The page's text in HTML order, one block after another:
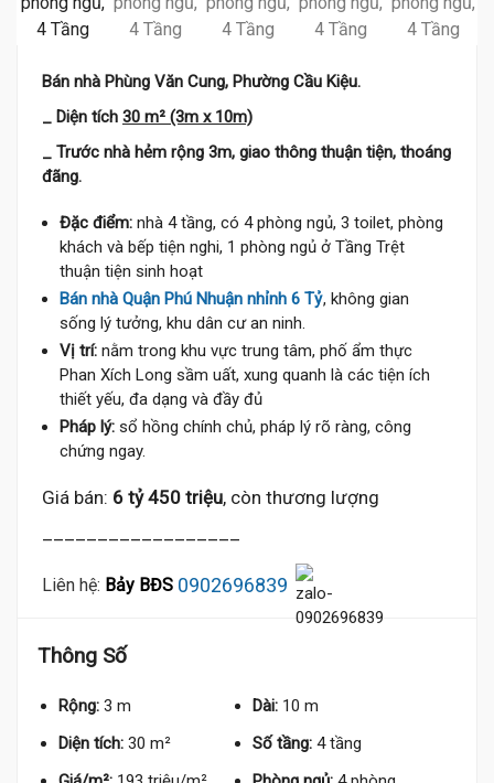
Bán nhà Phùng Văn Cung, Phường Cầu Kiệu.
_ Diện tích 30 m² (3m x 10m)
_ Trước nhà hẻm rộng 3m, giao thông thuận tiện, thoáng
đãng.
Đặc điểm: nhà 4 tầng, có 4 phòng ngủ, 3 toilet, phòng
khách và bếp tiện nghi, 1 phòng ngủ ở Tầng Trệt
thuận tiện sinh hoạt
Bán nhà Quận Phú Nhuận nhỉnh 6 Tỷ, không gian
sống lý tưởng, khu dân cư an ninh.
Vị trí: nằm trong khu vực trung tâm, phố ẩm thực
Phan Xích Long sầm uất, xung quanh là các tiện ích
thiết yếu, đa dạng và đầy đủ
Pháp lý: sổ hồng chính chủ, pháp lý rõ ràng, công
chứng ngay.
Giá bán: 6 tỷ 450 triệu, còn thương lượng
Liên hệ: Bảy BĐS 0902696839
Thông Số
Rộng: 3 m Dài: 10 m
Diện tích: 30 m² Số tầng: 4 tầng
6.5 Tỷ